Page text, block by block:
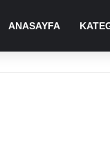
ANASAYFA